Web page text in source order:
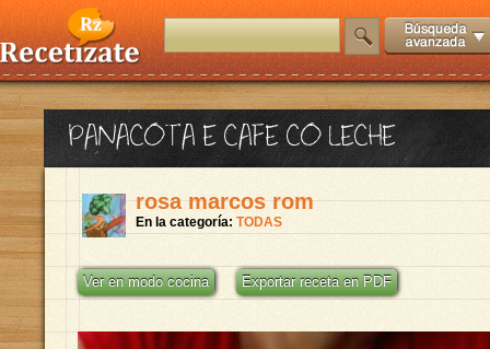
PANACOTA E CAFE CO LECHE
rosa marcos rom
En la categoría: TODAS
Ver en modo cocina Exportar receta en PDF